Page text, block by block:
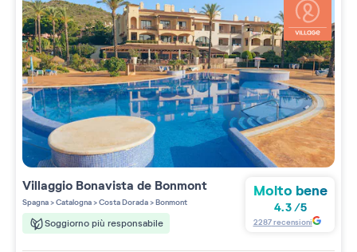
Villaggio Bonavista de Bonmont
Spagna>Catalogna>Costa Dorada>Bonmont
Soggiorno più responsabile
Molto bene
4.3/5
2287recensioni